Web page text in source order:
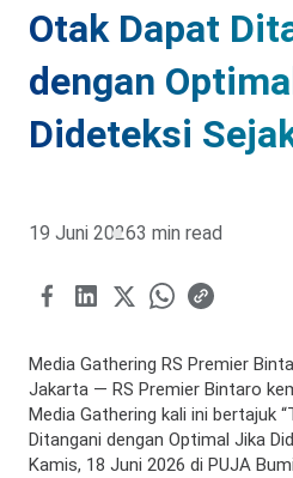
Otak Dapat
dengan
Dideteksi
19 Juni 20263 min read
Media Gathering RS Premier
Jakarta — RS Premier Bintaro
Media Gathering kali ini bertajuk
Ditangani dengan Optimal Jika
Kamis, 18 Juni 2026 di PUJA